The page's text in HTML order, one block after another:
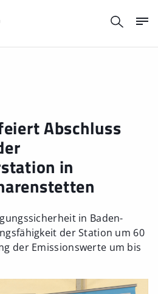
Abschluss
in
in Baden-
der Station um 60
der Emissionswerte um bis